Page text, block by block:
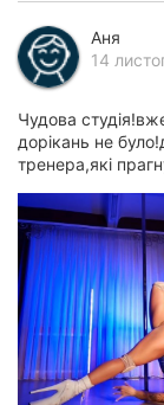
Аня
14
Чудова
дорікань не
тренера,які